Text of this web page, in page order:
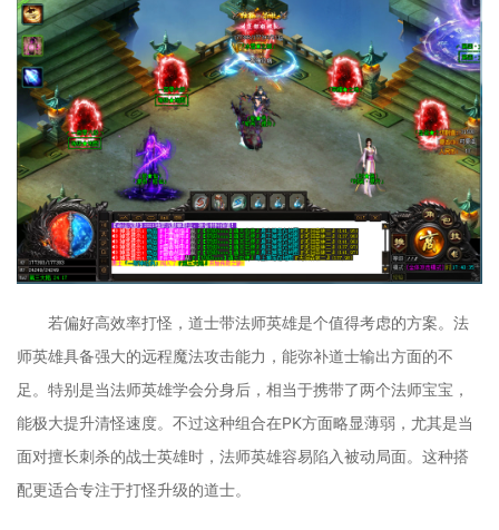
若偏好高效率打怪，道士带法师英雄是个值得考虑的方案。法
师英雄具备强大的远程魔法攻击能力，能弥补道士输出方面的不
足。特别是当法师英雄学会分身后，相当于携带了两个法师宝宝，
能极大提升清怪速度。不过这种组合在PK方面略显薄弱，尤其是当
面对擅长刺杀的战士英雄时，法师英雄容易陷入被动局面。这种搭
配更适合专注于打怪升级的道士。